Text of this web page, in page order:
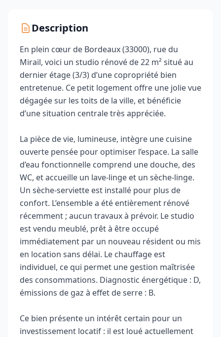
Description
En plein cœur de Bordeaux (33000), rue du
Mirail, voici un studio rénové de 22 m² situé au
dernier étage (3/3) d’une copropriété bien
entretenue. Ce petit logement offre une jolie vue
dégagée sur les toits de la ville, et bénéficie
d’une situation centrale très appréciée.
La pièce de vie, lumineuse, intègre une cuisine
ouverte pensée pour optimiser l’espace. La salle
d’eau fonctionnelle comprend une douche, des
WC, et accueille un lave-linge et un sèche-linge.
Un sèche-serviette est installé pour plus de
confort. L’ensemble a été entièrement rénové
récemment ; aucun travaux à prévoir. Le studio
est vendu meublé, prêt à être occupé
immédiatement par un nouveau résident ou mis
en location sans délai. Le chauffage est
individuel, ce qui permet une gestion maîtrisée
des consommations. Diagnostic énergétique : D,
émissions de gaz à effet de serre : B.
Ce bien présente un intérêt certain pour un
investissement locatif : il est loué actuellement